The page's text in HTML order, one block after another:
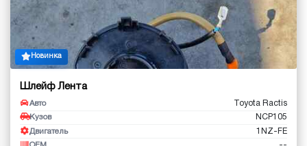
Новинка
Шлейф Лента
Авто Toyota Ractis
Кузов NCP105
Двигатель 1NZ-FE